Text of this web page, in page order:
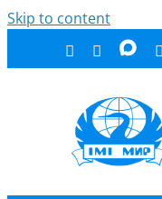
Skip to content